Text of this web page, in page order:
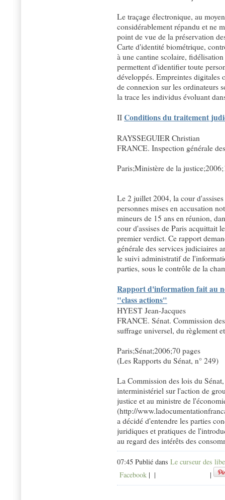
Le traçage électronique, au
considérablement répandu et ne
point de vue de la préservation
Carte d'identité biométrique,
à une cantine scolaire,
permettent d'identifier toute
développés. Empreintes digitales
de connexion sur les ordinateurs
la trace les individus évoluant
II Conditions du traitement
RAYSSEGUIER Christian
FRANCE. Inspection générale
Paris;Ministère de la
Le 2 juillet 2004, la cour
personnes mises en accusation
mineurs de 15 ans en réunion,
cour d'assises de Paris acquittait
premier verdict. Ce rapport
générale des services judiciaires
le suivi administratif de
parties, sous le contrôle de la
Rapport d'information fait au
"class actions"
HYEST Jean-Jacques
FRANCE. Sénat. Commission
suffrage universel, du règlement
Paris;Sénat;2006;70 pages
(Les Rapports du Sénat, n° 249)
La Commission des lois du
interministériel sur l'action de
justice et au ministre de
(http://
a décidé d'entendre les parties
juridiques et pratiques de
au regard des intérêts des
07:45 Publié dans Le curseur des
Facebook | | |